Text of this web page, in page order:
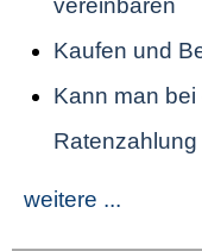
Kaufen und
Kann man
weitere ...